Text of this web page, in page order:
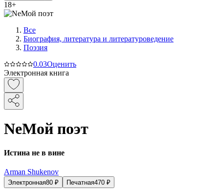
18+
Все
Биография, литература и литературоведение
Поэзия
0.03Оценить
Электронная книга
NeМой поэт
Истина не в вине
Arman Shukenov
Электронная80 ₽ Печатная470 ₽